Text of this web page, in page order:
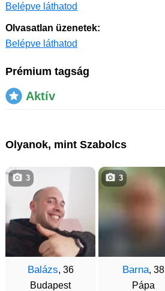
Belépve láthatod
Olvasatlan üzenetek:
Belépve láthatod
Prémium tagság
Aktív
Olyanok, mint Szabolcs
Balázs, 36
Budapest
3
Barna, 38
Pápa
3